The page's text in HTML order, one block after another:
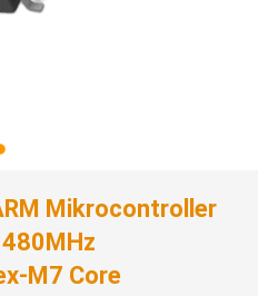
Mikrocontroller
M7 Core